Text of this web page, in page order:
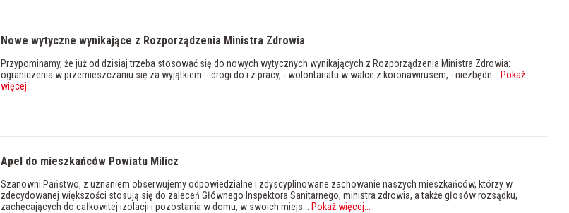
Nowe wytyczne wynikające z Rozporządzenia Ministra Zdrowia
Przypominamy, że już od dzisiaj trzeba stosować się do nowych wytycznych wynikających z Rozporządzenia Ministra Zdrowia:
ograniczenia w przemieszczaniu się za wyjątkiem: - drogi do i z pracy, - wolontariatu w walce z koronawirusem, - niezbędn...
Pokaż
więcej
Apel do mieszkańców Powiatu Milicz
Szanowni Państwo, z uznaniem obserwujemy odpowiedzialne i zdyscyplinowane zachowanie naszych mieszkańców, którzy w
zdecydowanej większości stosują się do zaleceń Głównego Inspektora Sanitarnego, ministra zdrowia, a także głosów rozsądku,
zachęcających do całkowitej izolacji i pozostania w domu, w swoich miejs...
Pokaż więcej